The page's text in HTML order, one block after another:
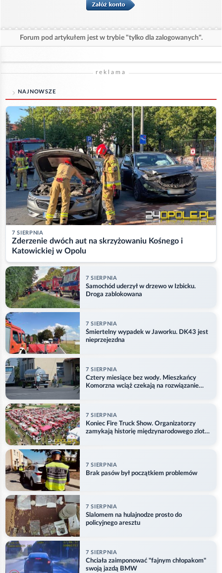
Forum pod artykułem jest w trybie "tylko dla zalogowanych".
reklama
NAJNOWSZE
7 SIERPNIA
Zderzenie dwóch aut na skrzyżowaniu Kośnego i
Katowickiej w Opolu
7 SIERPNIA
Samochód uderzył w drzewo w Izbicku.
Droga zablokowana
7 SIERPNIA
Śmiertelny wypadek w Jaworku. DK43 jest
nieprzejezdna
7 SIERPNIA
Cztery miesiące bez wody. Mieszkańcy
Komorzna wciąż czekają na rozwiązanie
7 SIERPNIA
Koniec Fire Truck Show. Organizatorzy
zamykają historię międzynarodowego zlotu
7 SIERPNIA
Brak pasów był początkiem problemów
7 SIERPNIA
Slalomem na hulajnodze prosto do
policyjnego aresztu
7 SIERPNIA
Chciała zaimponować "fajnym chłopakom"
swoją jazdą BMW